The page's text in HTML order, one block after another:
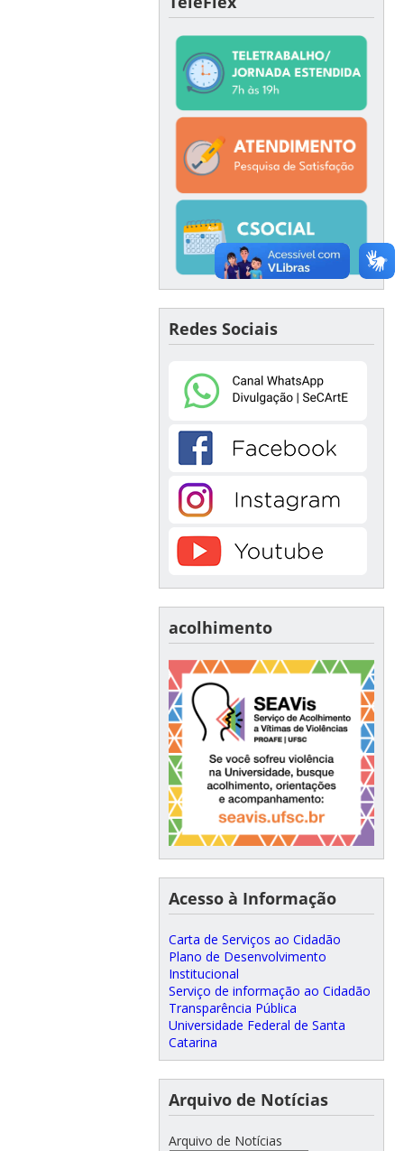
Redes Sociais
acolhimento
Acesso à Informação
Carta de Serviços ao Cidadão
Plano de Desenvolvimento
Institucional
Serviço de informação ao Cidadão
Transparência Pública
Universidade Federal de Santa
Catarina
Arquivo de Notícias
Arquivo de Notícias